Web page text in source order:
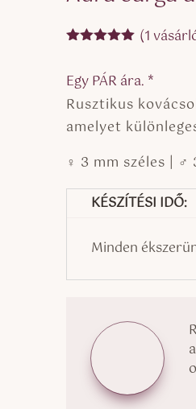
ből,
értékelés
alapján
(1
Egy PÁR ára. *
Rusztikus
amelyet
♀ 3 mm széles | ♂
KÉSZÍTÉSI IDŐ:
Minden